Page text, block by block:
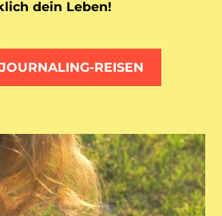
dein Leben!
REISEN